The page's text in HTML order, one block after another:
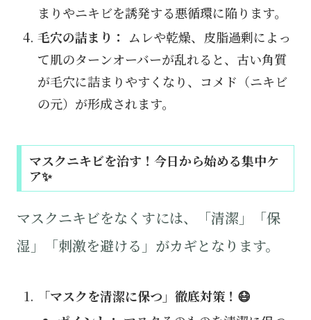
まりやニキビを誘発する悪循環に陥ります。
毛穴の詰まり： ムレや乾燥、皮脂過剰によっ
て肌のターンオーバーが乱れると、古い角質
が毛穴に詰まりやすくなり、コメド（ニキビ
の元）が形成されます。
マスクニキビを治す！今日から始める集中ケ
ア✨
マスクニキビをなくすには、「清潔」「保
湿」「刺激を避ける」がカギとなります。
「マスクを清潔に保つ」徹底対策！😷